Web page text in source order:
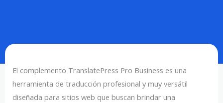
El complemento TranslatePress Pro Business es una
herramienta de traducción profesional y muy versátil
diseñada para sitios web que buscan brindar una